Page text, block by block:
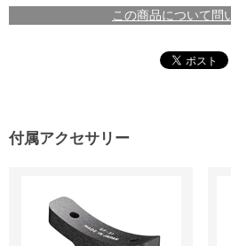
この商品について問
付属アクセサリー